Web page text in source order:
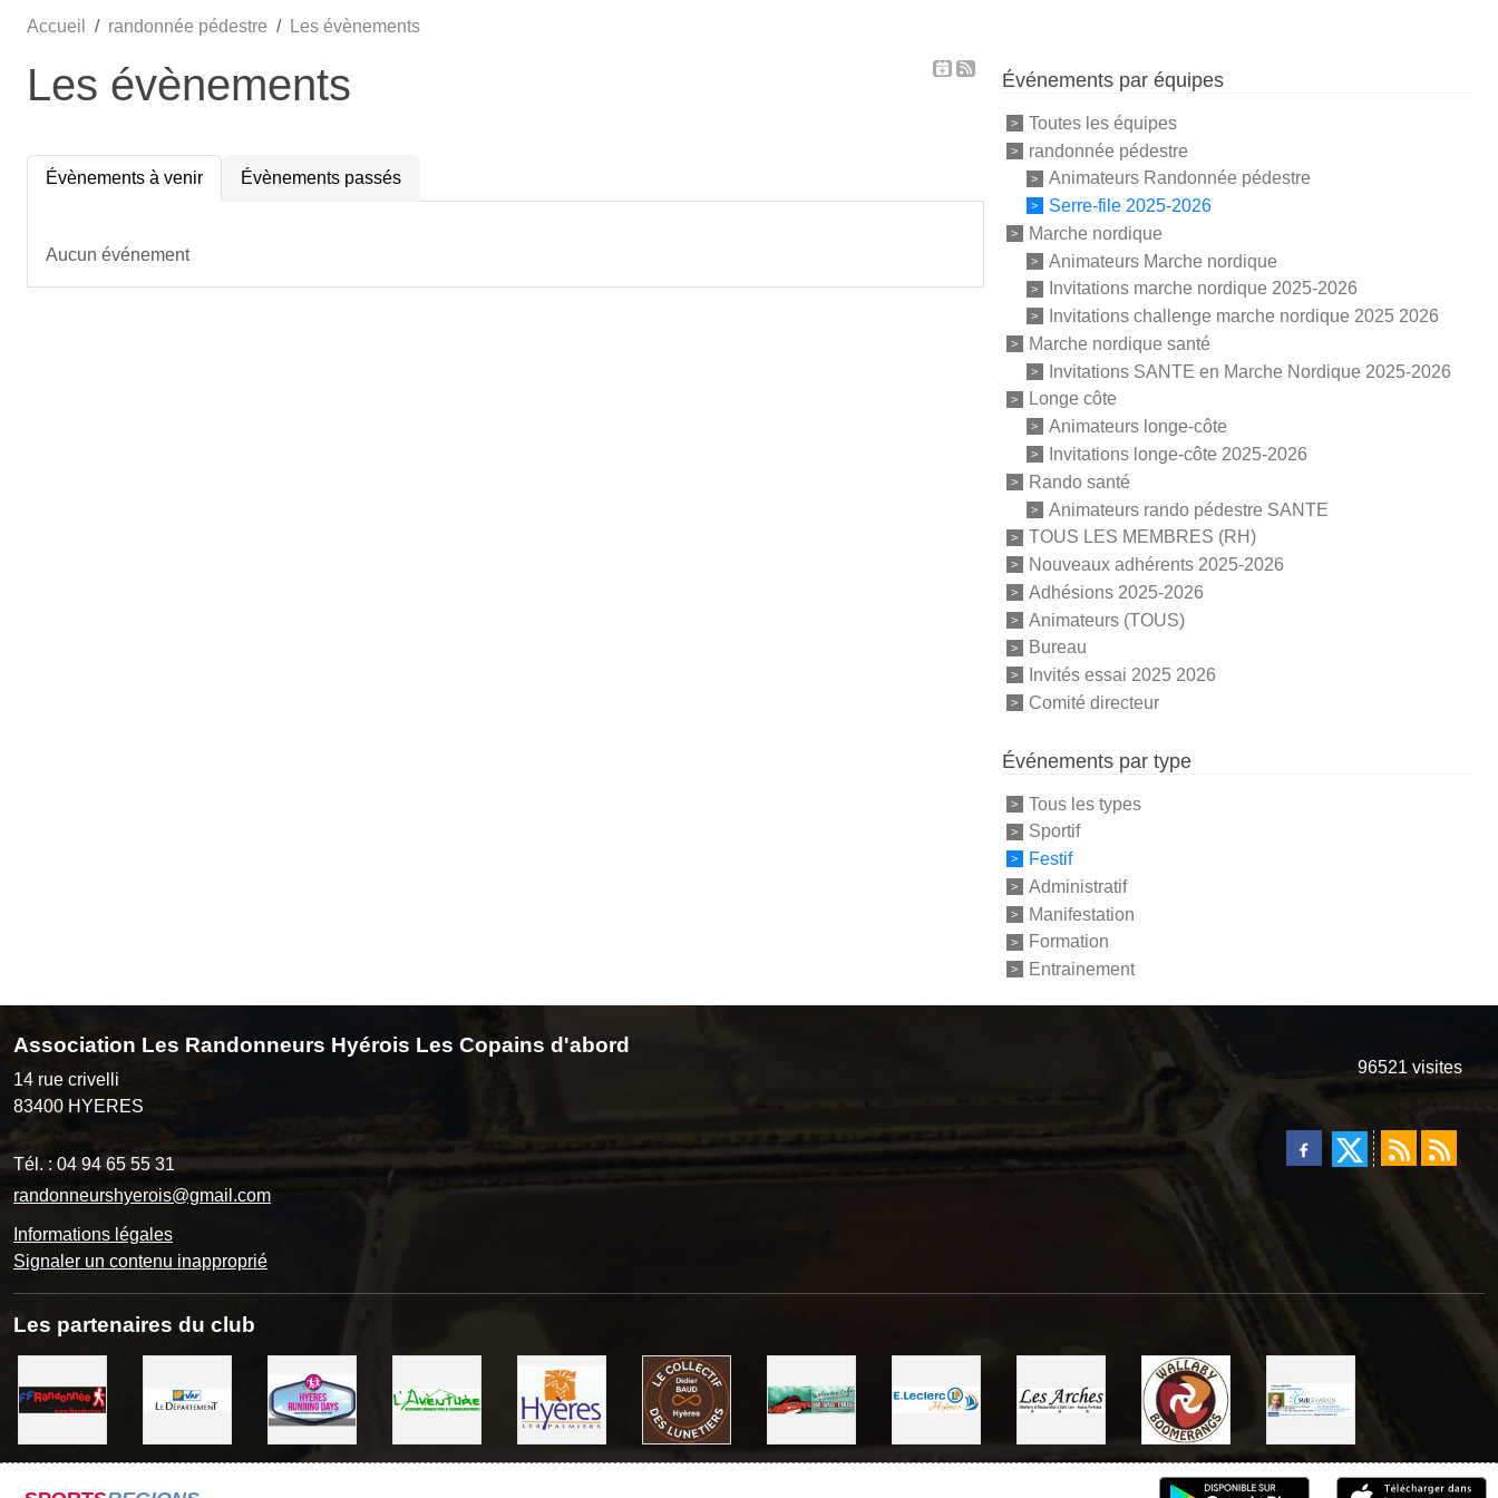
Accueil randonnée pédestre Les évènements
Les évènements
Évènements à venir Évènements passés
Aucun événement
Événements par équipes
Toutes les équipes
randonnée pédestre
Animateurs Randonnée pédestre
Serre-file 2025-2026
Marche nordique
Animateurs Marche nordique
Invitations marche nordique 2025-2026
Invitations challenge marche nordique 2025 2026
Marche nordique santé
Invitations SANTE en Marche Nordique 2025-2026
Longe côte
Animateurs longe-côte
Invitations longe-côte 2025-2026
Rando santé
Animateurs rando pédestre SANTE
TOUS LES MEMBRES (RH)
Nouveaux adhérents 2025-2026
Adhésions 2025-2026
Animateurs (TOUS)
Bureau
Invités essai 2025 2026
Comité directeur
Événements par type
Tous les types
Sportif
Festif
Administratif
Manifestation
Formation
Entrainement
Association Les Randonneurs Hyérois Les Copains d'abord
14 rue crivelli
83400 HYERES
Tél. :04 94 65 55 31
randonneurshyerois@gmail.com
Informations légales
Signaler un contenu inapproprié
96521 visites
Les partenaires du club